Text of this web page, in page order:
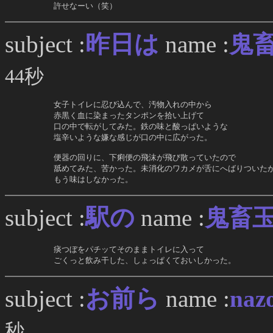
     許せなーい（笑）
subject :昨日は name : 鬼
44秒
     女子トイレに忍び込んで、汚物入れの中から
     赤黒く血に染まったタンポンを拾い上げて
     口の中で転がしてみた。鉄の味と酸っぱいような
     塩辛いような嫌な感じが口の中に広がった。
     便器の回りに、下痢便の飛沫が飛び散っていたので
舐めてみた、苦かった。未消化のワカメが舌にへばりついた
     もう味はしなかった。
subject :駅の name : 鬼畜
     痰つぼをパチッてそのままトイレに入って
     ごくっと飲み干した、しょっぱくておいしかった。
subject :お前ら name :